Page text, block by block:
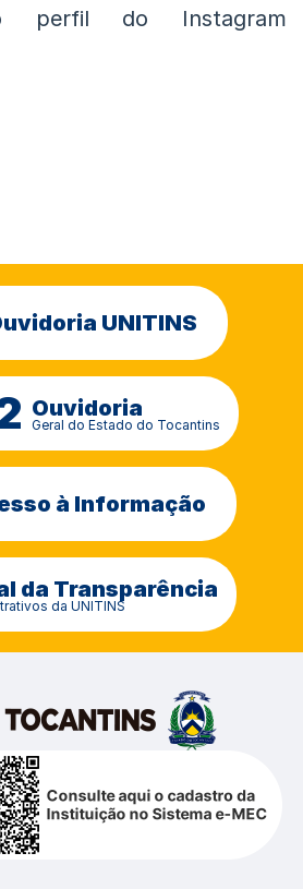
perfil do Instagram
UNITINS
Ouvidoria
Geral do Estado do Tocantins
à Informação
da Transparência
da UNITINS